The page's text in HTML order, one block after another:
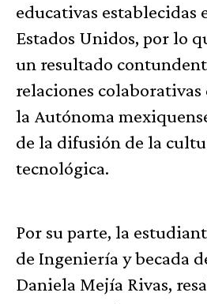
educativas establecidas
Estados Unidos, por lo
un resultado
relaciones
la Autónoma
de la difusión de la
tecnológica.
Por su parte, la
de Ingeniería y becada
Daniela Mejía Rivas,